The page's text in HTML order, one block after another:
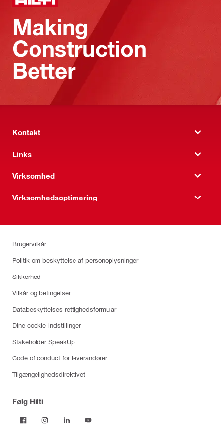
Making
Construction
Better
Kontakt
Links
Virksomhed
Virksomhedsoptimering
Brugervilkår
Politik om beskyttelse af personoplysninger
Sikkerhed
Vilkår og betingelser
Databeskyttelses rettighedsformular
Dine cookie-indstillinger
Stakeholder SpeakUp
Code of conduct for leverandører
Tilgængelighedsdirektivet
Følg Hilti